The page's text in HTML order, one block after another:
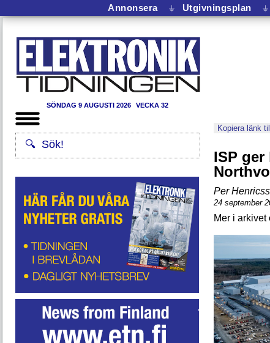
Annonsera ⏚ Utgivningsplan ⏚
SÖNDAG 9 AUGUSTI 2026 VECKA 32
Kopiera länk
ISP
Per
24 september